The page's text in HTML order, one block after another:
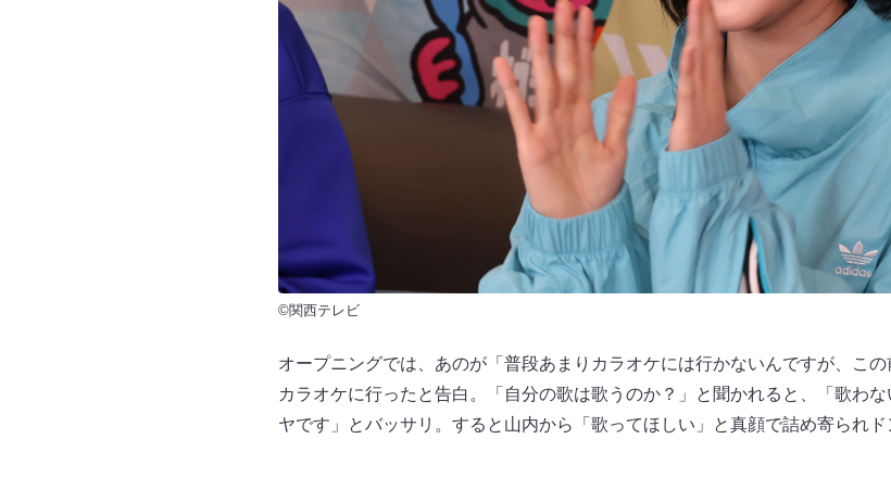
©関西テレビ
オープニングでは、あのが「普段あまりカラオケには行かないんですが、こ
カラオケに行ったと告白。「自分の歌は歌うのか？」と聞かれると、「歌わ
ヤです」とバッサリ。すると山内から「歌ってほしい」と真顔で詰め寄られド